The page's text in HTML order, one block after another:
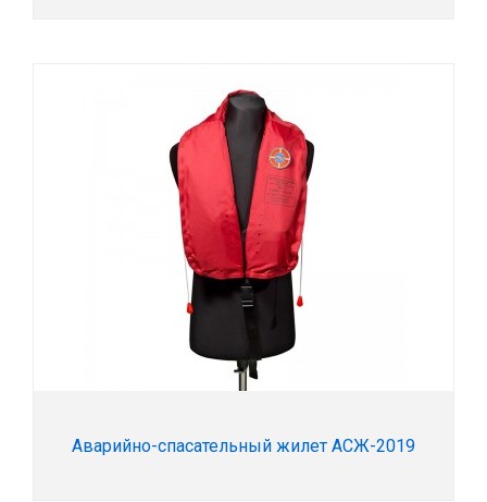
Аварийно-спасательный жилет АСЖ-2019